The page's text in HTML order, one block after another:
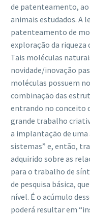
de patenteamento,
animais estudados. A
patenteamento de
exploração da riqueza
Tais moléculas
novidade/inovação
moléculas possuem
combinação das
entrando no conceito
grande trabalho
a implantação de
sistemas” e, então,
adquirido sobre as
para o trabalho de
de pesquisa básica,
nível. É o acúmulo
poderá resultar em